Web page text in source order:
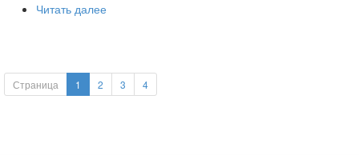
Читать далее
Страница 1 2 3 4